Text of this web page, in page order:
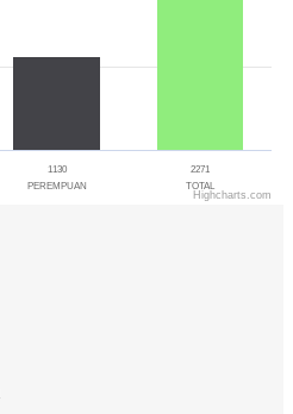
1130
PEREMPUAN
2271
TOTAL
Highcharts.com